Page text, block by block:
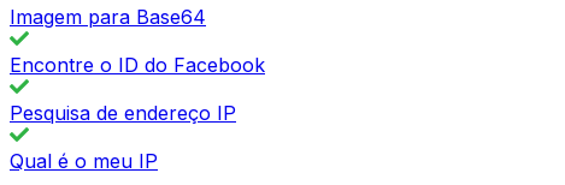
Imagem para Base64
Encontre o ID do Facebook
Pesquisa de endereço IP
Qual é o meu IP